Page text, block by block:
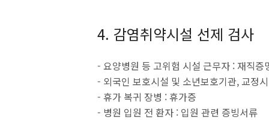
4. 감염취약시설 선제 검사
- 요양병원 등 고위험 시설 근무자 : 재직증
- 외국인 보호시설 및 소년보호기관, 교정
- 휴가 복귀 장병 : 휴가증
- 병원 입원 전 환자 : 입원 관련 증빙서류